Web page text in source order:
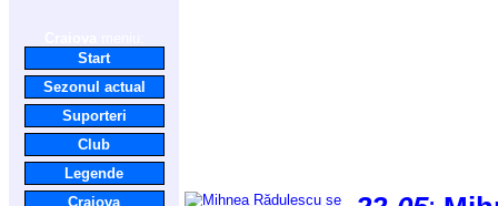
Start
Sezonul actual
Suporteri
Club
Legende
Craiova